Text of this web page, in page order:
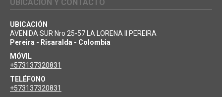
UBICACIÓN Y CONTACTO
UBICACIÓN
AVENIDA SUR Nro 25-57 LA LORENA II PEREIRA
Pereira - Risaralda - Colombia
MÓVIL
+573137320831
TELÉFONO
+573137320831